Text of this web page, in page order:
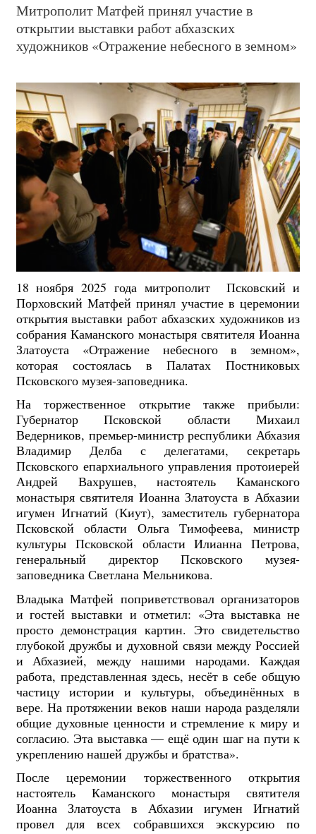
Митрополит Матфей принял участие в
открытии выставки работ абхазских
художников «Отражение небесного в земном»
18 ноября 2025 года митрополит Псковский и
Порховский Матфей принял участие в церемонии
открытия выставки работ абхазских художников из
собрания Каманского монастыря святителя Иоанна
Златоуста «Отражение небесного в земном»,
которая состоялась в Палатах Постниковых
Псковского музея-заповедника.
На торжественное открытие также прибыли:
Губернатор Псковской области Михаил
Ведерников, премьер-министр республики Абхазия
Владимир Делба с делегатами, секретарь
Псковского епархиального управления протоиерей
Андрей Вахрушев, настоятель Каманского
монастыря святителя Иоанна Златоуста в Абхазии
игумен Игнатий (Киут), заместитель губернатора
Псковской области Ольга Тимофеева, министр
культуры Псковской области Илианна Петрова,
генеральный директор Псковского музея-
заповедника Светлана Мельникова.
Владыка Матфей поприветствовал организаторов
и гостей выставки и отметил: «Эта выставка не
просто демонстрация картин. Это свидетельство
глубокой дружбы и духовной связи между Россией
и Абхазией, между нашими народами. Каждая
работа, представленная здесь, несёт в себе общую
частицу истории и культуры, объединённых в
вере. На протяжении веков наши народа разделяли
общие духовные ценности и стремление к миру и
согласию. Эта выставка — ещё один шаг на пути к
укреплению нашей дружбы и братства».
После церемонии торжественного открытия
настоятель Каманского монастыря святителя
Иоанна Златоуста в Абхазии игумен Игнатий
провел для всех собравшихся экскурсию по